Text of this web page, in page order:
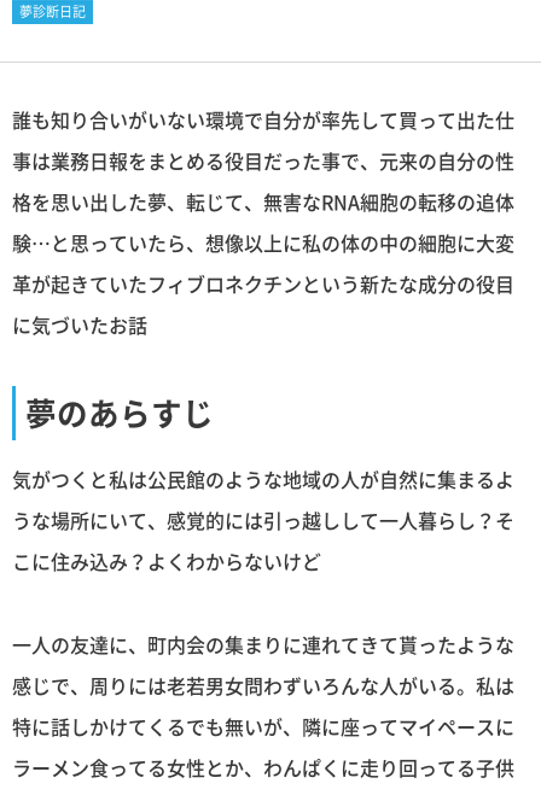
夢診断日記
誰も知り合いがいない環境で自分が率先して買って出た仕
事は業務日報をまとめる役目だった事で、元来の自分の性
格を思い出した夢、転じて、無害なRNA細胞の転移の追体
験…と思っていたら、想像以上に私の体の中の細胞に大変
革が起きていたフィブロネクチンという新たな成分の役目
に気づいたお話
夢のあらすじ
気がつくと私は公民館のような地域の人が自然に集まるよ
うな場所にいて、感覚的には引っ越しして一人暮らし？そ
こに住み込み？よくわからないけど
一人の友達に、町内会の集まりに連れてきて貰ったような
感じで、周りには老若男女問わずいろんな人がいる。私は
特に話しかけてくるでも無いが、隣に座ってマイペースに
ラーメン食ってる女性とか、わんぱくに走り回ってる子供